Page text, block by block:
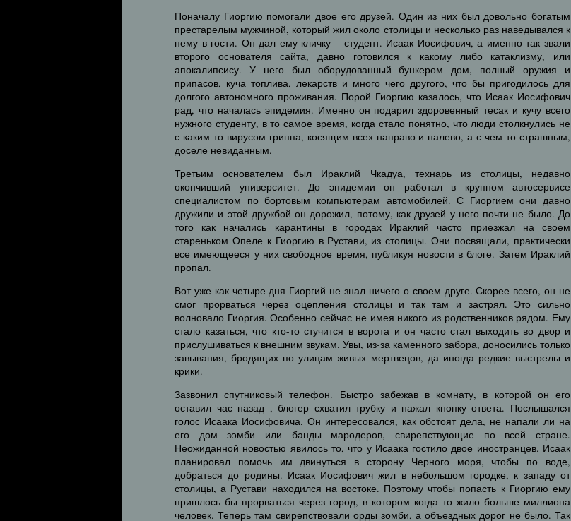
Поначалу Гиоргию помогали двое его друзей. Один из них был довольно богатым
престарелым мужчиной, который жил около столицы и несколько раз наведывался к
нему в гости. Он дал ему кличку – студент. Исаак Иосифович, а именно так звали
второго основателя сайта, давно готовился к какому либо катаклизму, или
апокалипсису. У него был оборудованный бункером дом, полный оружия и
припасов, куча топлива, лекарств и много чего другого, что бы пригодилось для
долгого автономного проживания. Порой Гиоргию казалось, что Исаак Иосифович
рад, что началась эпидемия. Именно он подарил здоровенный тесак и кучу всего
нужного студенту, в то самое время, когда стало понятно, что люди столкнулись не
с каким-то вирусом гриппа, косящим всех направо и налево, а с чем-то страшным,
доселе невиданным.
Третьим основателем был Ираклий Чкадуа, технарь из столицы, недавно
окончивший университет. До эпидемии он работал в крупном автосервисе
специалистом по бортовым компьютерам автомобилей. С Гиоргием они давно
дружили и этой дружбой он дорожил, потому, как друзей у него почти не было. До
того как начались карантины в городах Ираклий часто приезжал на своем
стареньком Опеле к Гиоргию в Рустави, из столицы. Они посвящали, практически
все имеющееся у них свободное время, публикуя новости в блоге. Затем Ираклий
пропал.
Вот уже как четыре дня Гиоргий не знал ничего о своем друге. Скорее всего, он не
смог прорваться через оцепления столицы и так там и застрял. Это сильно
волновало Гиоргия. Особенно сейчас не имея никого из родственников рядом. Ему
стало казаться, что кто-то стучится в ворота и он часто стал выходить во двор и
прислушиваться к внешним звукам. Увы, из-за каменного забора, доносились только
завывания, бродящих по улицам живых мертвецов, да иногда редкие выстрелы и
крики.
Зазвонил спутниковый телефон. Быстро забежав в комнату, в которой он его
оставил час назад , блогер схватил трубку и нажал кнопку ответа. Послышался
голос Исаака Иосифовича. Он интересовался, как обстоят дела, не напали ли на
его дом зомби или банды мародеров, свирепствующие по всей стране.
Неожиданной новостью явилось то, что у Исаака гостило двое иностранцев. Исаак
планировал помочь им двинуться в сторону Черного моря, чтобы по воде,
добраться до родины. Исаак Иосифович жил в небольшом городке, к западу от
столицы, а Рустави находился на востоке. Поэтому чтобы попасть к Гиоргию ему
пришлось бы прорваться через город, в котором когда то жило больше миллиона
человек. Теперь там свирепствовали орды зомби, а объездных дорог не было. Так